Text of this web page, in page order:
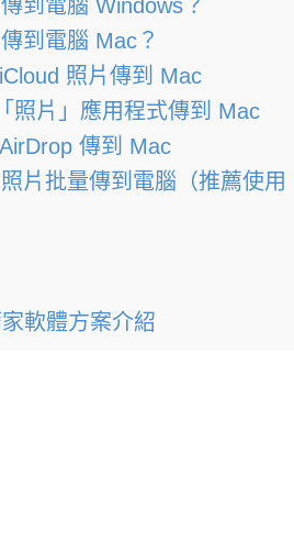
到電腦 Windows？
到電腦 Mac？
照片傳到 Mac
照片」應用程式傳到 Mac
傳到 Mac
片批量傳到電腦（推薦使用
軟體方案介紹